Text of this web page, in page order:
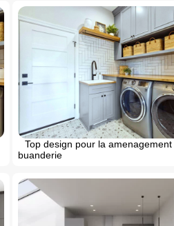
Top design pour la
buanderie